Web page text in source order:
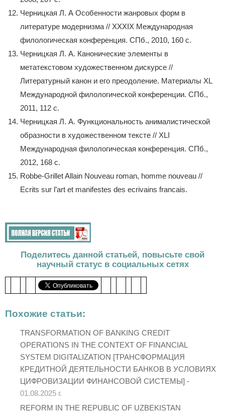
Черницкая Л. А Особенности жанровых форм в
литературе модернизма // XXXIX Международная
филологическая конференция. СПб., 2010, 160 с.
Черницкая Л. А. Канонические элементы в
метатекстовом художественном дискурсе //
Литературный канон и его преодоление. Материалы XL
Международной филологической конференции. СПб.,
2011, 112 с.
Черницкая Л. А. Функциональность анималистической
образности в художественном тексте // XLI
Международная филологическая конференция. СПб.,
2012, 168 с.
Robbe-Grillet Allain Nouveau roman, homme nouveau //
Ecrits sur l’art et manifestes des ecrivains francais.
Поделитесь данной статьей, повысьте свой
научный статус в социальных сетях
Похожие статьи:
TRANSFORMATION OF BANKING CREDIT
OPERATIONS IN THE CONTEXT OF FINANCIAL
SYSTEM DIGITALIZATION [ТРАНСФОРМАЦИЯ
КРЕДИТНОЙ ДЕЯТЕЛЬНОСТИ БАНКОВ В УСЛОВИЯХ
ЦИФРОВИЗАЦИИ ФИНАНСОВОЙ СИСТЕМЫ] -
01.08.2025 г.
REFORM IN THE REPUBLIC OF UZBEKISTAN